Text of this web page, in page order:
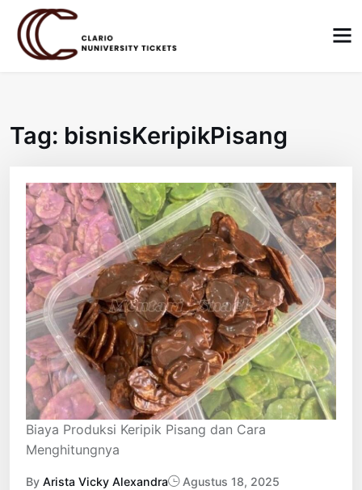
content
Tag: bisnisKeripikPisang
Biaya Produksi Keripik Pisang dan Cara
Menghitungnya
By Arista Vicky Alexandra Agustus 18, 2025